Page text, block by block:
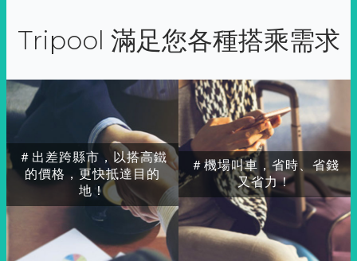
Tripool 滿足您各種搭乘需求
＃出差跨縣市，以搭高鐵
的價格，更快抵達目的
地！
＃機場叫車，省時、省錢
又省力！